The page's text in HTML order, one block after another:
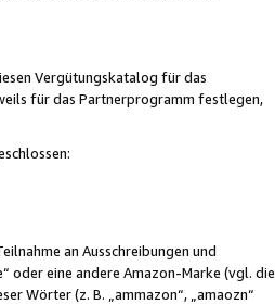
Vergütungskatalog für das
für das Partnerprogramm festlegen,
an Ausschreibungen und
oder eine andere Amazon-Marke (vgl. die
Wörter (z. B. „ammazon“, „amaozn“